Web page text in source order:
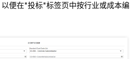
便在"投标"标签页中按行业或成本编